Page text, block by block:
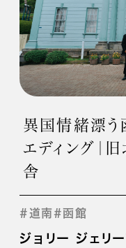
異国情緒漂う
エディング｜
舎
#道南#函館
ジョリー ジェリ